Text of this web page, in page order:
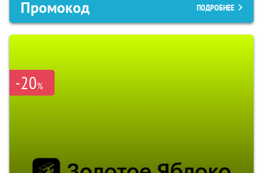
Промокод ПОДРОБНЕЕ
-20%